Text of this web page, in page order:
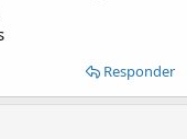
Responder